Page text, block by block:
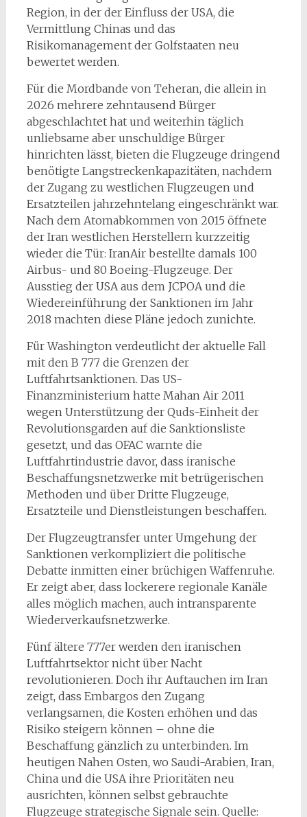
Region, in der der Einfluss der USA, die
Vermittlung Chinas und das
Risikomanagement der Golfstaaten neu
bewertet werden.
Für die Mordbande von Teheran, die allein in
2026 mehrere zehntausend Bürger
abgeschlachtet hat und weiterhin täglich
unliebsame aber unschuldige Bürger
hinrichten lässt, bieten die Flugzeuge dringend
benötigte Langstreckenkapazitäten, nachdem
der Zugang zu westlichen Flugzeugen und
Ersatzteilen jahrzehntelang eingeschränkt war.
Nach dem Atomabkommen von 2015 öffnete
der Iran westlichen Herstellern kurzzeitig
wieder die Tür: IranAir bestellte damals 100
Airbus- und 80 Boeing-Flugzeuge. Der
Ausstieg der USA aus dem JCPOA und die
Wiedereinführung der Sanktionen im Jahr
2018 machten diese Pläne jedoch zunichte.
Für Washington verdeutlicht der aktuelle Fall
mit den B 777 die Grenzen der
Luftfahrtsanktionen. Das US-
Finanzministerium hatte Mahan Air 2011
wegen Unterstützung der Quds-Einheit der
Revolutionsgarden auf die Sanktionsliste
gesetzt, und das OFAC warnte die
Luftfahrtindustrie davor, dass iranische
Beschaffungsnetzwerke mit betrügerischen
Methoden und über Dritte Flugzeuge,
Ersatzteile und Dienstleistungen beschaffen.
Der Flugzeugtransfer unter Umgehung der
Sanktionen verkompliziert die politische
Debatte inmitten einer brüchigen Waffenruhe.
Er zeigt aber, dass lockerere regionale Kanäle
alles möglich machen, auch intransparente
Wiederverkaufsnetzwerke.
Fünf ältere 777er werden den iranischen
Luftfahrtsektor nicht über Nacht
revolutionieren. Doch ihr Auftauchen im Iran
zeigt, dass Embargos den Zugang
verlangsamen, die Kosten erhöhen und das
Risiko steigern können – ohne die
Beschaffung gänzlich zu unterbinden. Im
heutigen Nahen Osten, wo Saudi-Arabien, Iran,
China und die USA ihre Prioritäten neu
ausrichten, können selbst gebrauchte
Flugzeuge strategische Signale sein. Quelle: